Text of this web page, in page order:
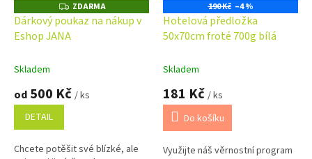
Z
D
A
R
ZDARMA
Dárkový poukaz na nákup v
Eshop JANA
Skladem
od 500 Kč / ks
DETAIL
Chcete potěšit své blízké, ale
190 Kč –4 %
Hotelová předložka
50x70cm froté 700g bílá
Skladem
181 Kč / ks
Do košíku
Využijte náš věrnostní program